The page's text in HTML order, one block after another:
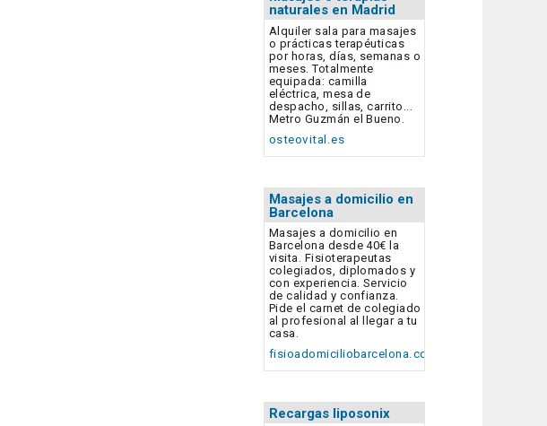
naturales en Madrid
Alquiler sala para masajes
o prácticas terapéuticas
por horas, días, semanas o
meses. Totalmente
equipada: camilla
eléctrica, mesa de
despacho, sillas, carrito...
Metro Guzmán el Bueno.
osteovital.es
Masajes a domicilio en
Barcelona
Masajes a domicilio en
Barcelona desde 40€ la
visita. Fisioterapeutas
colegiados, diplomados y
con experiencia. Servicio
de calidad y confianza.
Pide el carnet de colegiado
al profesional al llegar a tu
casa.
fisioadomiciliobarcelona.com
Recargas liposonix